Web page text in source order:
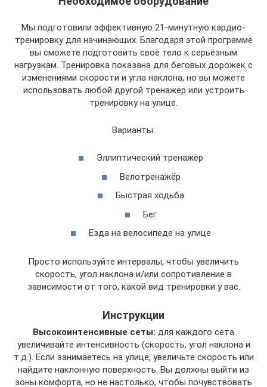
Мы подготовили эффективную 21-минутную кардио-
тренировку для начинающих. Благодаря этой программе
вы сможете подготовить своё тело к серьёзным
нагрузкам. Тренировка показана для беговых дорожек с
изменениями скорости и угла наклона, но вы можете
использовать любой другой тренажёр или устроить
тренировку на улице.
Варианты:
Эллиптический тренажёр
Велотренажёр
Быстрая ходьба
Бег
Езда на велосипеде на улице
Просто используйте интервалы, чтобы увеличить
скорость, угол наклона и/или сопротивление в
зависимости от того, какой вид тренировки у вас.
Инструкции
Высокоинтенсивные сеты: для каждого сета
увеличивайте интенсивность (скорость, угол наклона и
т.д.). Если занимаетесь на улице, увеличьте скорость или
найдите наклонную поверхность. Вы должны выйти из
зоны комфорта, но не настолько, чтобы почувствовать